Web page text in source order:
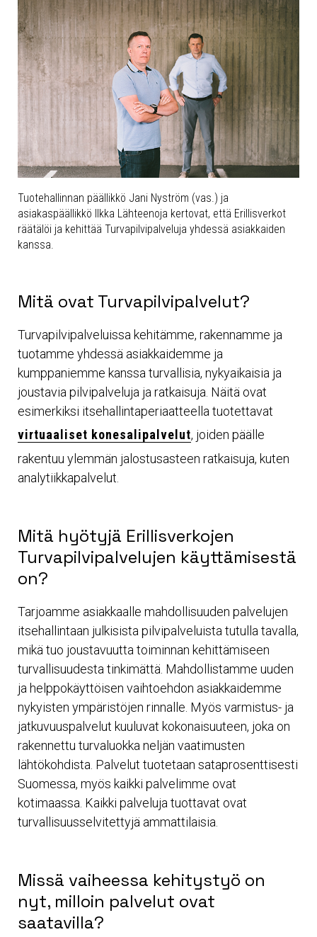
Tuotehallinnan päällikkö Jani Nyström (vas.) ja
asiakaspäällikkö Ilkka Lähteenoja kertovat, että Erillisverkot
räätälöi ja kehittää Turvapilvipalveluja yhdessä asiakkaiden
kanssa.
Mitä ovat Turvapilvipalvelut?
Turvapilvipalveluissa kehitämme, rakennamme ja
tuotamme yhdessä asiakkaidemme ja
kumppaniemme kanssa turvallisia, nykyaikaisia ja
joustavia pilvipalveluja ja ratkaisuja. Näitä ovat
esimerkiksi itsehallintaperiaatteella tuotettavat
virtuaaliset konesalipalvelut, joiden päälle
rakentuu ylemmän jalostusasteen ratkaisuja, kuten
analytiikkapalvelut.
Mitä hyötyjä Erillisverkojen
Turvapilvipalvelujen käyttämisestä
on?
Tarjoamme asiakkaalle mahdollisuuden palvelujen
itsehallintaan julkisista pilvipalveluista tutulla tavalla,
mikä tuo joustavuutta toiminnan kehittämiseen
turvallisuudesta tinkimättä. Mahdollistamme uuden
ja helppokäyttöisen vaihtoehdon asiakkaidemme
nykyisten ympäristöjen rinnalle. Myös varmistus- ja
jatkuvuuspalvelut kuuluvat kokonaisuuteen, joka on
rakennettu turvaluokka neljän vaatimusten
lähtökohdista. Palvelut tuotetaan sataprosenttisesti
Suomessa, myös kaikki palvelimme ovat
kotimaassa. Kaikki palveluja tuottavat ovat
turvallisuusselvitettyjä ammattilaisia.
Missä vaiheessa kehitystyö on
nyt, milloin palvelut ovat
saatavilla?